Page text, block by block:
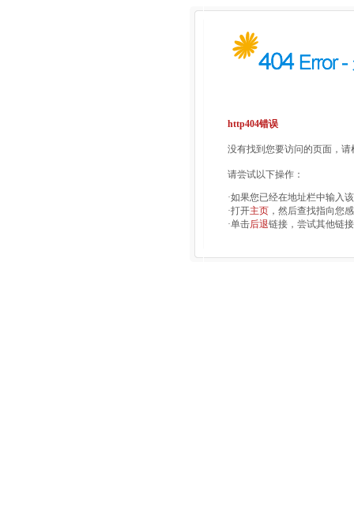
http404错误
没有找到您要访问的页面，
请尝试以下操作：
·如果您已经在地址栏中输入
·打开主页 ，然后查找指向您
·单击后退链接，尝试其他链